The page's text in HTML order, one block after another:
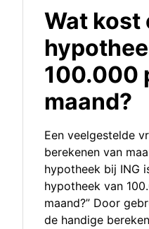
Wat kost
100.000
maand?
Een veelgestelde
berekenen van
hypotheek bij ING
hypotheek van
maand?” Door
de handige